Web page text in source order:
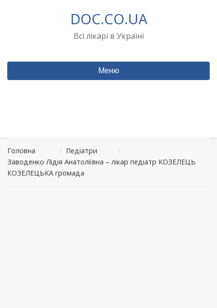
DOC.CO.UA
Всі лікарі в Україні
Меню
Головна / Педіатри
/
Заводенко Лідія Анатоліївна – лікар педіатр КОЗЕЛЕЦЬ
КОЗЕЛЕЦЬКА громада